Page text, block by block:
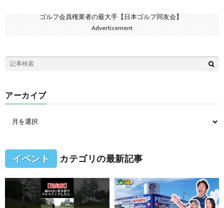
ゴルフ会員権業者の最大手【日本ゴルフ同友会】
Advertisement
アーカイブ
イベント カテゴリの最新記事